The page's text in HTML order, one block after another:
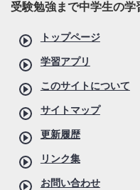
受験勉強まで中学生の学
トップページ
学習アプリ
このサイトについて
サイトマップ
更新履歴
リンク集
お問い合わせ